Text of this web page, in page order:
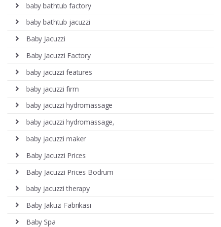
baby bathtub factory
baby bathtub jacuzzi
Baby Jacuzzi
Baby Jacuzzi Factory
baby jacuzzi features
baby jacuzzi firm
baby jacuzzi hydromassage
baby jacuzzi hydromassage,
baby jacuzzi maker
Baby Jacuzzi Prices
Baby Jacuzzi Prices Bodrum
baby jacuzzi therapy
Baby Jakuzi Fabrikası
Baby Spa